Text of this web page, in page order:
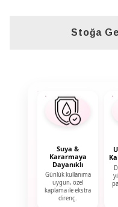
Stoğa
Suya &
Kararmaya
Dayanıklı
Günlük kullanıma
uygun, özel
kaplama ile ekstra
direnç.